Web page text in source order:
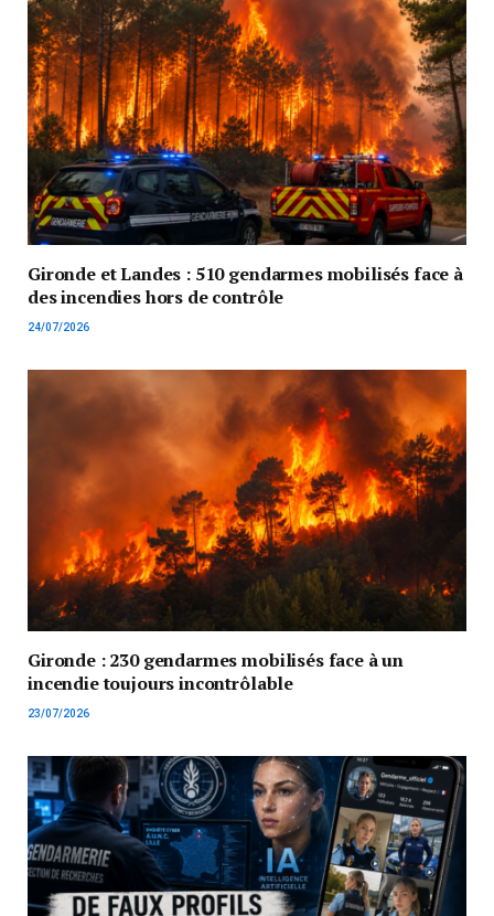
Gironde et Landes : 510 gendarmes mobilisés face à
des incendies hors de contrôle
24/07/2026
Gironde : 230 gendarmes mobilisés face à un
incendie toujours incontrôlable
23/07/2026